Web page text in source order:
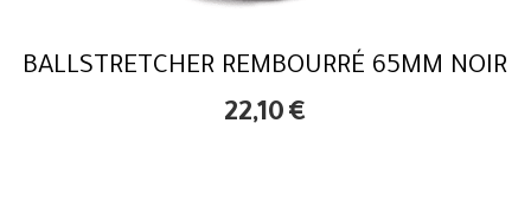
BALLSTRETCHER REMBOURRÉ 65MM NOIR
22,10 €